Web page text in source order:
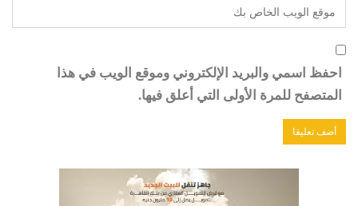
احفظ اسمي والبريد الإلكتروني وموقع الويب في هذا
المتصفح للمرة الأولى التي أعلق فيها.